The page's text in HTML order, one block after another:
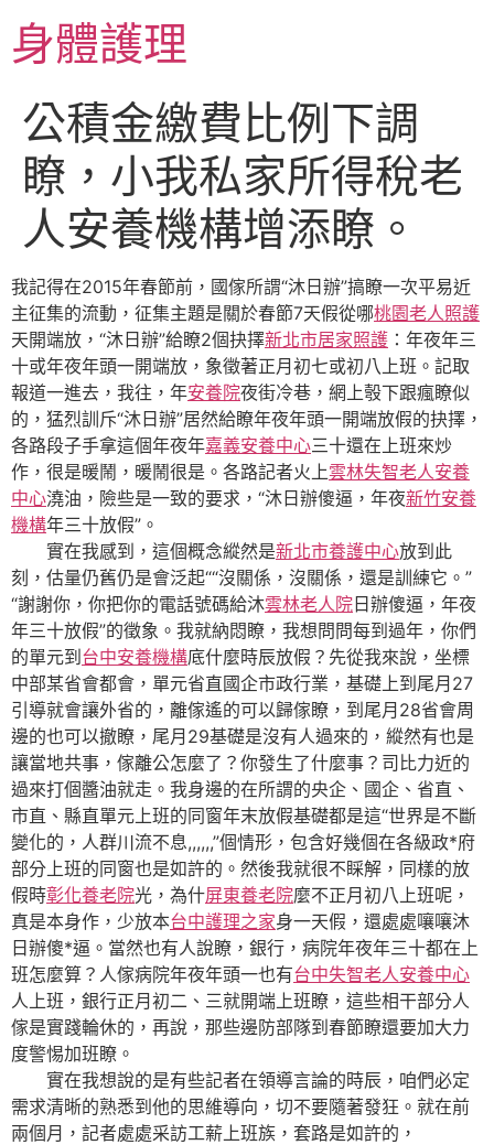
主身體護理
公積金繳費比例下調
瞭，小我私家所得稅老
人安養機構增添瞭。
我記得在2015年春節前，國傢所謂“沐日辦”搞瞭一次平易近
主征集的流動，征集主題是關於春節7天假從哪桃園老人照護
天開端放，“沐日辦”給瞭2個抉擇新北市居家照護 ：年夜年三
十或年夜年頭一開端放，象徵著正月初七或初八上班。記取
報道一進去，我往，年安養院夜街冷巷，網上彀下跟瘋瞭似
的，猛烈訓斥“沐日辦”居然給瞭年夜年頭一開端放假的抉擇，
各路段子手拿這個年夜年嘉義安養中心三十還在上班來炒
作，很是暖鬧，暖鬧很是。各路記者火上雲林失智老人安養
中心澆油，險些是一致的要求，“沐日辦傻逼，年夜新竹安養
機構年三十放假”。
實在我感到，這個概念縱然是新北市養護中心放到此
刻，估量仍舊仍是會泛起““沒關係，沒關係，還是訓練它。”
“謝謝你，你把你的電話號碼給沐雲林老人院 日辦傻逼，年夜
年三十放假”的徵象。我就納悶瞭，我想問問每到過年，你們
的單元到 台中安養機構底什麼時辰放假？先從我來說，坐標
中部某省會都會，單元省直國企市政行業，基礎上到尾月27
引導就會讓外省的，離傢遙的可以歸傢瞭，到尾月28省會周
邊的也可以撤瞭，尾月29基礎是沒有人過來的，縱然有也是
讓當地共事，傢離公怎麼了？你發生了什麼事？司比力近的
過來打個醬油就走。我身邊的在所謂的央企、國企、省直、
市直、縣直單元上班的同窗年末放假基礎都是這“世界是不斷
變化的，人群川流不息,,,,,,”個情形，包含好幾個在各級政*府
部分上班的同窗也是如許的。然後我就很不睬解，同樣的放
假時彰化養老院光，為什屏東養老院麼不正月初八上班呢，
真是本身作，少放本台中護理之家身一天假，還處處嚷嚷沐
日辦傻*逼。當然也有人說瞭，銀行，病院年夜年三十都在上
班怎麼算？人傢病院年夜年頭一也有台中失智老人安養中心
人上班，銀行正月初二、三就開端上班瞭，這些相干部分人
傢是實踐輪休的，再說，那些邊防部隊到春節瞭還要加大力
度警惕加班瞭。
實在我想說的是有些記者在領導言論的時辰，咱們必定
需求清晰的熟悉到他的思維導向，切不要隨著發狂。就在前
兩個月，記者處處采訪工薪上班族，套路是如許的，